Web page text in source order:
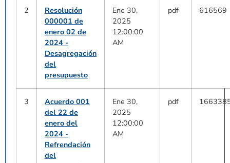
2
Resolución
000001 de
enero 02 de
2024 -
Desagregación
del
presupuesto
Ene 30,
2025
12:00:00
AM
pdf 616569
3
Acuerdo 001
del 22 de
enero del
2024 -
Refrendación
del
Ene 30,
2025
12:00:00
AM
pdf